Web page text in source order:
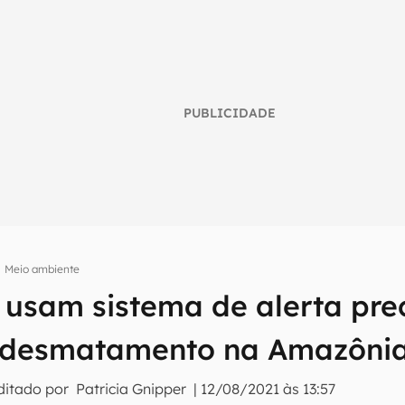
PUBLICIDADE
Meio ambiente
sistema de alerta
na
por Patricia Gnipper | 12/08/2021 às 13:57
inteligente do mundo tech!
do Canaltech e receba notícias e reviews sobre tecnologia